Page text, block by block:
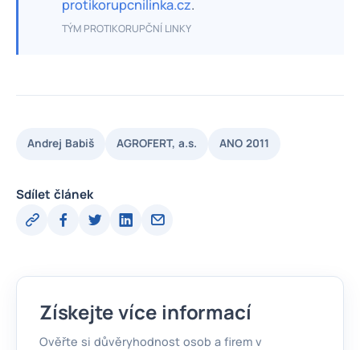
protikorupcnilinka.cz.
TÝM PROTIKORUPČNÍ LINKY
Andrej Babiš AGROFERT, a.s. ANO 2011
Sdílet článek
Získejte více informací
Ověřte si důvěryhodnost osob a firem v